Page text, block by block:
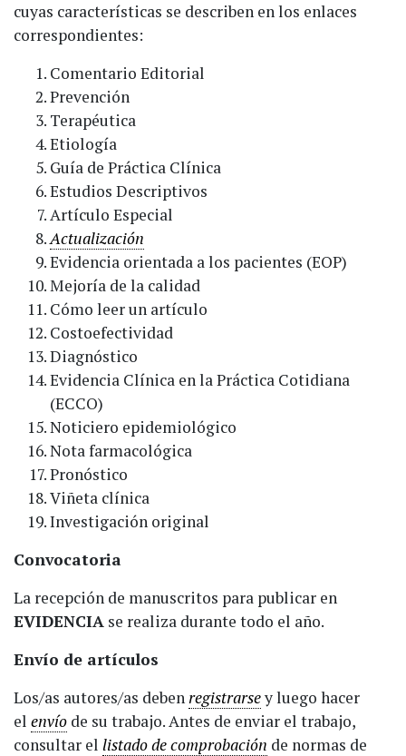
cuyas características se describen en los enlaces
correspondientes:
Comentario Editorial
Prevención
Terapéutica
Etiología
Guía de Práctica Clínica
Estudios Descriptivos
Artículo Especial
Actualización
Evidencia orientada a los pacientes (EOP)
Mejoría de la calidad
Cómo leer un artículo
Costoefectividad
Diagnóstico
Evidencia Clínica en la Práctica Cotidiana
(ECCO)
Noticiero epidemiológico
Nota farmacológica
Pronóstico
Viñeta clínica
Investigación original
Convocatoria
La recepción de manuscritos para publicar en
EVIDENCIA se realiza durante todo el año.
Envío de artículos
Los/as autores/as debenregistrarsey luego hacer
el envío de su trabajo. Antes de enviar el trabajo,
consultar el listado de comprobación de normas de